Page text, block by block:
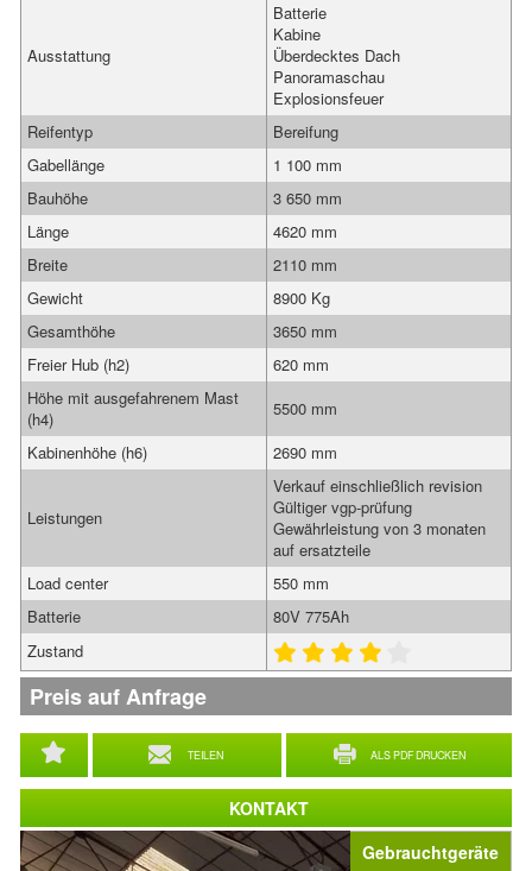
Gebrauchtgeräte
TEILEN ALS PDF DRUCKEN
Ausstattung
Batterie
Kabine
Überdecktes Dach
Panoramaschau
Explosionsfeuer
Reifentyp
Bereifung
Gabellänge
1 100 mm
Bauhöhe
3 650 mm
Länge
4620 mm
Breite
2110 mm
Gewicht
8900 Kg
Gesamthöhe
3650 mm
Freier Hub (h2)
620 mm
Höhe mit ausgefahrenem Mast
(h4)
5500 mm
Kabinenhöhe (h6)
2690 mm
Leistungen
Verkauf einschließlich revision
Gültiger vgp-prüfung
Gewährleistung von 3 monaten
auf ersatzteile
Load center
550 mm
Batterie
80V 775Ah
Zustand
Preis auf Anfrage
KONTAKT